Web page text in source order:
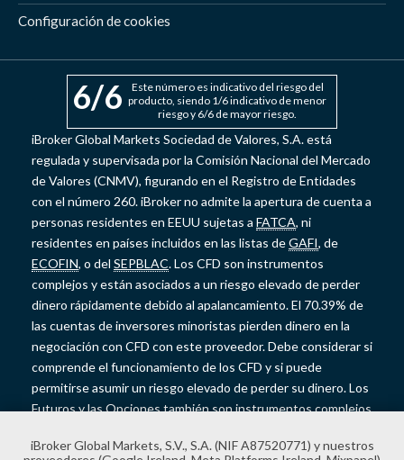
iBroker Global Markets, S.V., S.A. (NIF A87520771) y nuestros
Configuración de cookies
6/6
Este número es indicativo del riesgo del
producto, siendo 1/6 indicativo de menor
riesgo y 6/6 de mayor riesgo.
iBroker Global Markets Sociedad de Valores, S.A. está
regulada y supervisada por la Comisión Nacional del Mercado
de Valores (CNMV), figurando en el Registro de Entidades
con el número 260. iBroker no admite la apertura de cuenta a
personas residentes en EEUU sujetas a FATCA, ni
residentes en países incluidos en las listas deGAFI, de
ECOFIN, o del SEPBLAC. Los CFD son instrumentos
complejos y están asociados a un riesgo elevado de perder
dinero rápidamente debido al apalancamiento. El 70.39% de
las cuentas de inversores minoristas pierden dinero en la
negociación con CFD con este proveedor. Debe considerar si
comprende el funcionamiento de los CFD y si puede
permitirse asumir un riesgo elevado de perder su dinero. Los
Futuros y las Opciones también son instrumentos complejos
debido al apalancamiento. Los Futuros y las Opciones no